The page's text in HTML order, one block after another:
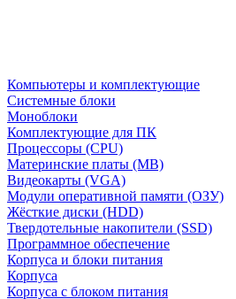
Компьютеры и комплектующие
Системные блоки
Моноблоки
Комплектующие для ПК
Процессоры (CPU)
Материнские платы (MB)
Видеокарты (VGA)
Модули оперативной памяти (ОЗУ)
Жёсткие диски (HDD)
Твердотельные накопители (SSD)
Программное обеспечение
Корпуса и блоки питания
Корпуса
Корпуса с блоком питания